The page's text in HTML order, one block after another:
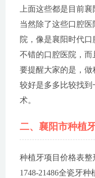
上面这些都是目前
当然除了这些口腔
院，像是襄阳时代
不错的口腔医院，
要提醒大家的是，
较好是多多比较找
术。
二、襄阳市种植
种植牙项目价格表
1748-21486全瓷牙种